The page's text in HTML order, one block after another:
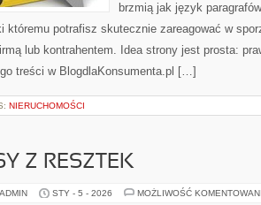
brzmią jak język
któremu potrafisz skutecznie zareagować w
lub kontrahentem. Idea strony jest prosta:
treści w BlogdlaKonsumenta.pl […]
NIERUCHOMOŚCI
Z RESZTEK
STY - 5 - 2026 MOŻLIWOŚĆ